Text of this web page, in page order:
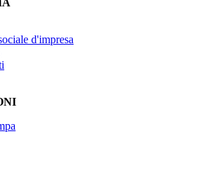
d'impresa